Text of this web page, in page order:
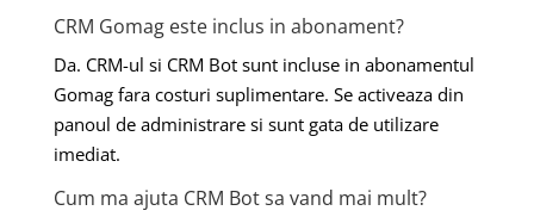
CRM Gomag este inclus in abonament?
Da. CRM-ul si CRM Bot sunt incluse in abonamentul
Gomag fara costuri suplimentare. Se activeaza din
panoul de administrare si sunt gata de utilizare
imediat.
Cum ma ajuta CRM Bot sa vand mai mult?